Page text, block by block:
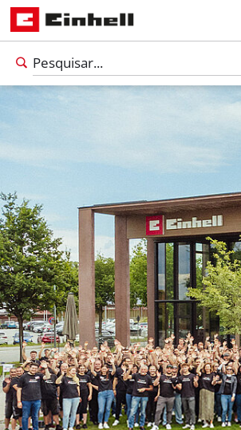
Português
PTPortuguês
English